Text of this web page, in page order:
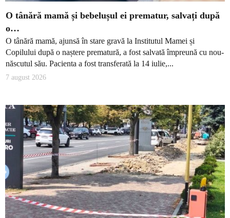
O tânără mamă și bebelușul ei prematur, salvați după
o…
O tânără mamă, ajunsă în stare gravă la Institutul Mamei și
Copilului după o naștere prematură, a fost salvată împreună cu nou-
născutul său. Pacienta a fost transferată la 14 iulie,...
7 august 2026